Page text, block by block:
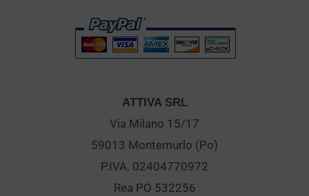
ATTIVA SRL
Via Milano 15/17
59013 Montemurlo (Po)
P.IVA. 02404770972
Rea PO 532256